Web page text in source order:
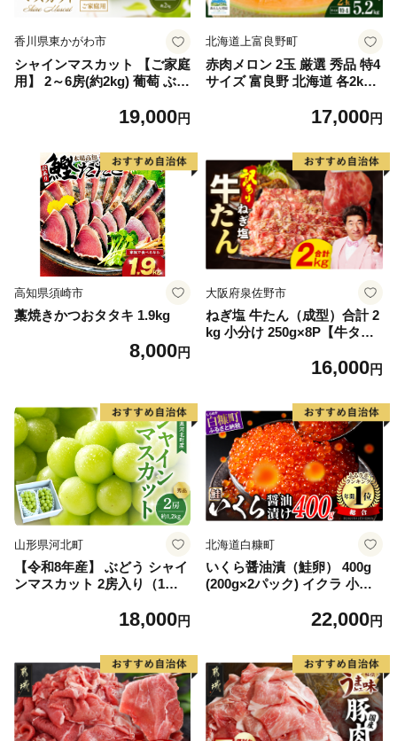
香川県東かがわ市
シャインマスカット 【ご家庭
用】 2～6房(約2kg) 葡萄 ぶど
もの 果実 旬の果物 旬のフル
19,000円
北海道上富良野町
赤肉メロン 2玉 厳選 秀品 特4
サイズ 富良野 北海道 各2kg
富良野 メロン めろん 果物 く
17,000円
高知県須崎市
藁焼きかつおタタキ 1.9kg
8,000円
大阪府泉佐野市
ねぎ塩 牛たん（成型）合計 2
kg 小分け 250g×8P【牛タン
16,000円
山形県河北町
【令和8年産】 ぶどう シャイ
ンマスカット 2房入り（1房6
産【山形eLab】 ka074-023-r
18,000円
北海道白糠町
いくら醤油漬（鮭卵） 400g
(200g×2パック) イクラ 小分
くら醤油漬け 鮭 鮭卵 ikura
大好評品 北海道 白糠町
22,000円